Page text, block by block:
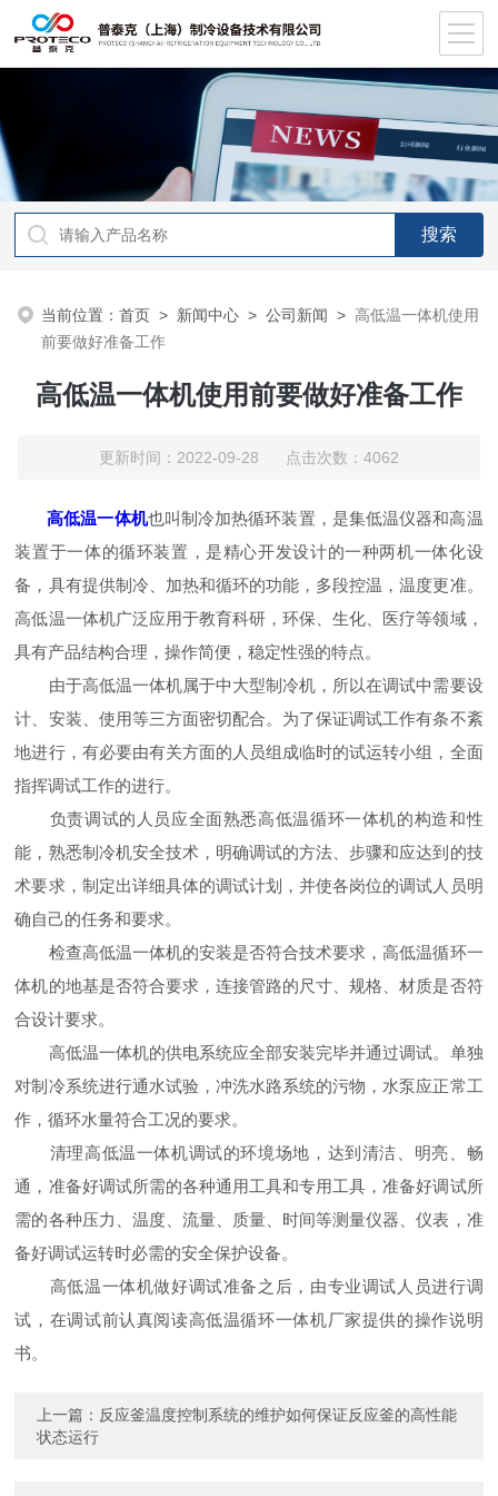
当前位置：首页 > 新闻中心 >公司新闻 > 高低温一体机使用
前要做好准备工作
高低温一体机使用前要做好准备工作
更新时间：2022-09-28 点击次数：4062
高低温一体机也叫制冷加热循环装置，是集低温仪器和高温
装置于一体的循环装置，是精心开发设计的一种两机一体化设
备，具有提供制冷、加热和循环的功能，多段控温，温度更准。
高低温一体机广泛应用于教育科研，环保、生化、医疗等领域，
具有产品结构合理，操作简便，稳定性强的特点。
由于高低温一体机属于中大型制冷机，所以在调试中需要设
计、安装、使用等三方面密切配合。为了保证调试工作有条不紊
地进行，有必要由有关方面的人员组成临时的试运转小组，全面
指挥调试工作的进行。
负责调试的人员应全面熟悉高低温循环一体机的构造和性
能，熟悉制冷机安全技术，明确调试的方法、步骤和应达到的技
术要求，制定出详细具体的调试计划，并使各岗位的调试人员明
确自己的任务和要求。
检查高低温一体机的安装是否符合技术要求，高低温循环一
体机的地基是否符合要求，连接管路的尺寸、规格、材质是否符
合设计要求。
高低温一体机的供电系统应全部安装完毕并通过调试。单独
对制冷系统进行通水试验，冲洗水路系统的污物，水泵应正常工
作，循环水量符合工况的要求。
清理高低温一体机调试的环境场地，达到清洁、明亮、畅
通，准备好调试所需的各种通用工具和专用工具，准备好调试所
需的各种压力、温度、流量、质量、时间等测量仪器、仪表，准
备好调试运转时必需的安全保护设备。
高低温一体机做好调试准备之后，由专业调试人员进行调
试，在调试前认真阅读高低温循环一体机厂家提供的操作说明
书。
上一篇： 反应釜温度控制系统的维护如何保证反应釜的高性能
状态运行